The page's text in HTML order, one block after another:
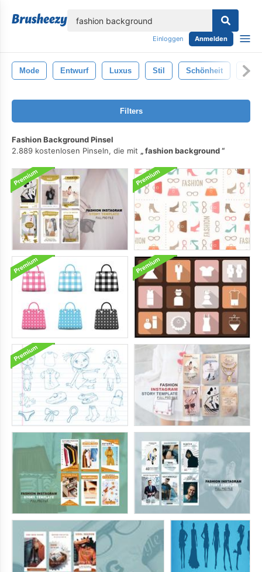
Einloggen Anmelden
Mode Entwurf Luxus Stil Schönheit Weiß
Filters
Fashion Background Pinsel
2.889 kostenlosen Pinseln, die mit
fashion background